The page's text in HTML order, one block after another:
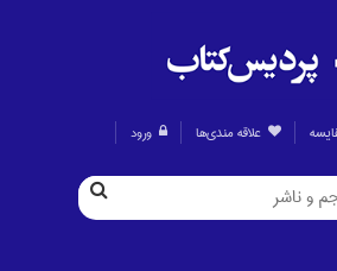
ورود علاقه مندی‌ها